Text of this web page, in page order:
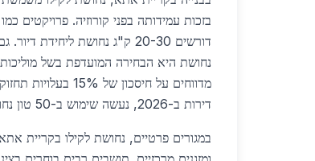
בזכות עמידותה בפני קורוזיה. פרויקטים
דורשים 20-30 ק"ג נחושת
נחושת היא הבחירה המועדפת בשל
דירות ב-2026, נעשה שימוש ב-50 טון נחושת, רובו מקומי.
במגורים פרטיים, נחושת לקילו בקריית